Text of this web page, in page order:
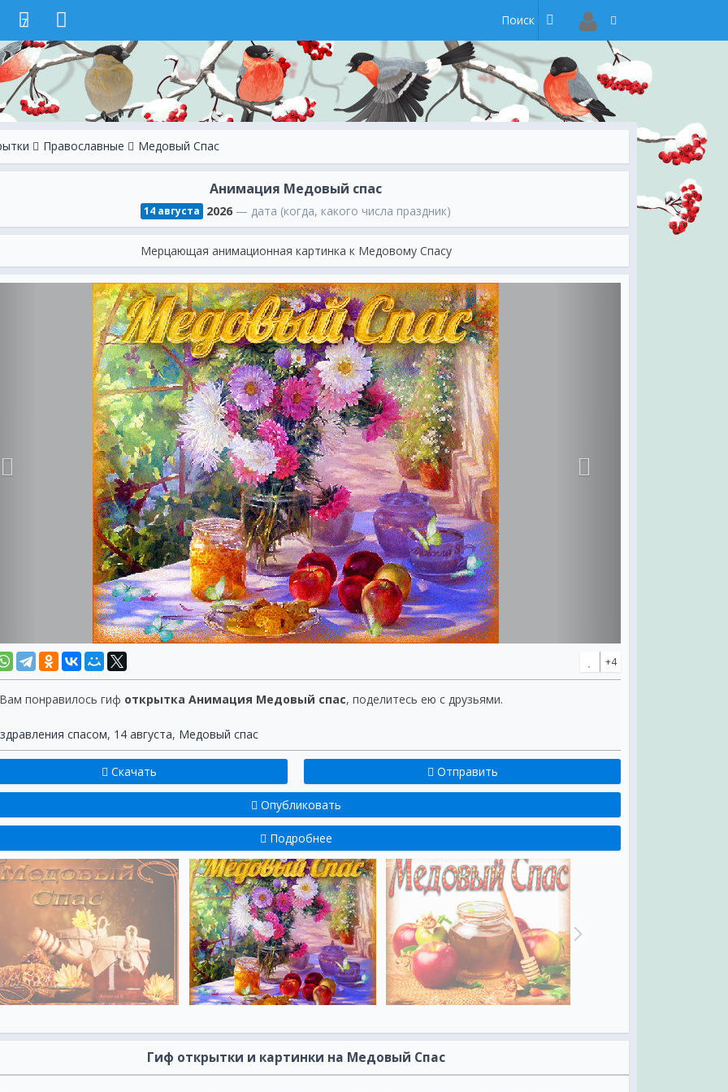
7
Православные Медовый Спас
Анимация Медовый спас
14 августа 2026— дата (когда, какого числа праздник)
Мерцающая анимационная картинка к Медовому Спасу
+4
понравилось гиф открытка Анимация Медовый спас, поделитесь ею с друзьями.
спасом, 14 августа, Медовый спас
Скачать Отправить
Опубликовать
Подробнее
Гиф открытки и картинки на Медовый Спас